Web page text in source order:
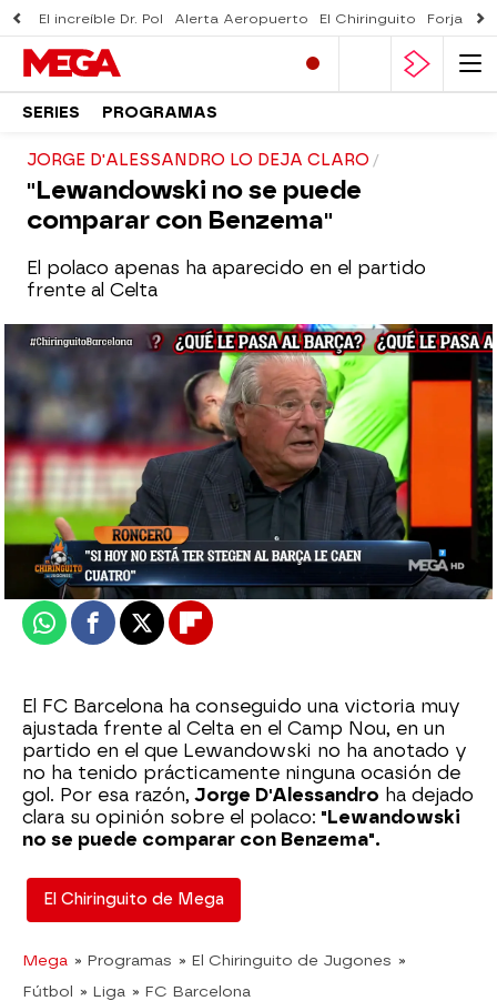
El increíble Dr. Pol Alerta Aeropuerto El Chiringuito Forjado
SERIES PROGRAMAS
JORGE D'ALESSANDRO LO DEJA CLARO
"Lewandowski no se puede
comparar con Benzema"
El polaco apenas ha aparecido en el partido
frente al Celta
El Chiringuito
Madrid
Actualizado:10 de octubre de 2022, 06:00
Publicado:10 de octubre de 2022, 01:02
WhatsappFacebook
X Flipboard
El FC Barcelona ha conseguido una victoria muy
ajustada frente al Celta en el Camp Nou, en un
partido en el que Lewandowski no ha anotado y
no ha tenido prácticamente ninguna ocasión de
gol. Por esa razón, Jorge D'Alessandro ha dejado
clara su opinión sobre el polaco: "Lewandowski
no se puede comparar con Benzema".
El Chiringuito de Mega
Mega » Programas » El Chiringuito de Jugones »
Fútbol » Liga » FC Barcelona